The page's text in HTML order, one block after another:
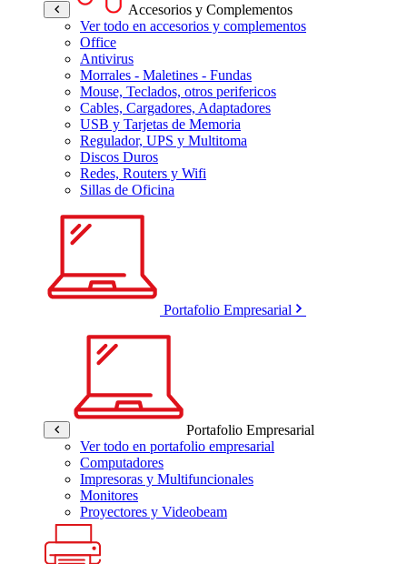
Accesorios y Complementos
Ver todo en accesorios y complementos
Office
Antivirus
Morrales - Maletines - Fundas
Mouse, Teclados, otros perifericos
Cables, Cargadores, Adaptadores
USB y Tarjetas de Memoria
Regulador, UPS y Multitoma
Discos Duros
Redes, Routers y Wifi
Sillas de Oficina
Portafolio Empresarial
Portafolio Empresarial
Ver todo en portafolio empresarial
Computadores
Impresoras y Multifuncionales
Monitores
Proyectores y Videobeam